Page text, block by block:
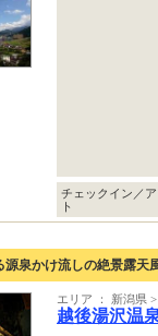
チェックイン／
ト
源泉かけ流しの絶景露天
エリア ： 新潟県
越後湯沢